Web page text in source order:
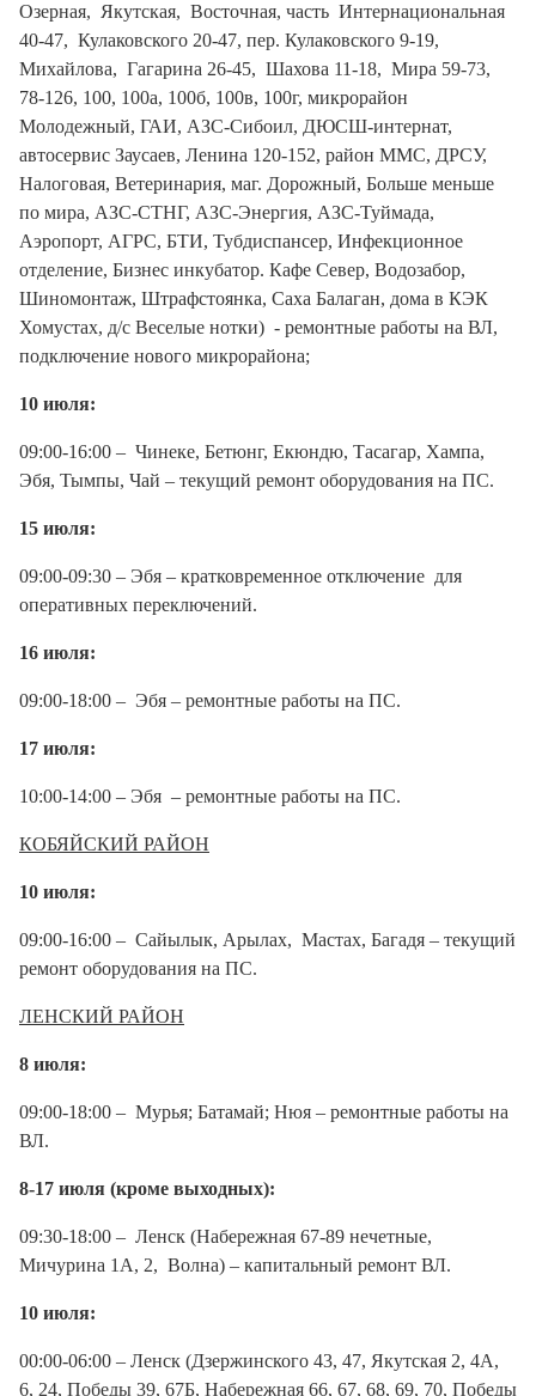
Озерная, Якутская, Восточная, часть Интернациональная
40-47, Кулаковского 20-47, пер. Кулаковского 9-19,
Михайлова, Гагарина 26-45, Шахова 11-18, Мира 59-73,
78-126, 100, 100а, 100б, 100в, 100г, микрорайон
Молодежный, ГАИ, АЗС-Сибоил, ДЮСШ-интернат,
автосервис Заусаев, Ленина 120-152, район ММС, ДРСУ,
Налоговая, Ветеринария, маг. Дорожный, Больше меньше
по мира, АЗС-СТНГ, АЗС-Энергия, АЗС-Туймада,
Аэропорт, АГРС, БТИ, Тубдиспансер, Инфекционное
отделение, Бизнес инкубатор. Кафе Север, Водозабор,
Шиномонтаж, Штрафстоянка, Саха Балаган, дома в КЭК
Хомустах, д/с Веселые нотки) - ремонтные работы на ВЛ,
подключение нового микрорайона;
10 июля:
09:00-16:00 – Чинеке, Бетюнг, Екюндю, Тасагар, Хампа,
Эбя, Тымпы, Чай – текущий ремонт оборудования на ПС.
15 июля:
09:00-09:30 – Эбя – кратковременное отключение для
оперативных переключений.
16 июля:
09:00-18:00 – Эбя – ремонтные работы на ПС.
17 июля:
10:00-14:00 – Эбя – ремонтные работы на ПС.
КОБЯЙСКИЙ РАЙОН
10 июля:
09:00-16:00 – Сайылык, Арылах, Мастах, Багадя – текущий
ремонт оборудования на ПС.
ЛЕНСКИЙ РАЙОН
8 июля:
09:00-18:00 – Мурья; Батамай; Нюя – ремонтные работы на
ВЛ.
8-17 июля (кроме выходных):
09:30-18:00 – Ленск (Набережная 67-89 нечетные,
Мичурина 1А, 2, Волна) – капитальный ремонт ВЛ.
10 июля:
00:00-06:00 – Ленск (Дзержинского 43, 47, Якутская 2, 4А,
6, 24, Победы 39, 67Б, Набережная 66, 67, 68, 69, 70, Победы